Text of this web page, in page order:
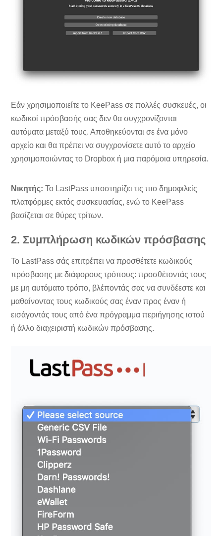
Εάν χρησιμοποιείτε το KeePass σε πολλές συσκευές, οι
κωδικοί πρόσβασής σας δεν θα συγχρονίζονται
αυτόματα μεταξύ τους. Αποθηκεύονται σε ένα μόνο
αρχείο και θα πρέπει να συγχρονίσετε αυτό το αρχείο
χρησιμοποιώντας το Dropbox ή μια παρόμοια υπηρεσία.
Νικητής: Το LastPass υποστηρίζει τις πιο δημοφιλείς
πλατφόρμες εκτός συσκευασίας, ενώ το KeePass
βασίζεται σε θύρες τρίτων.
2. Συμπλήρωση κωδικών πρόσβασης
Το LastPass σάς επιτρέπει να προσθέτετε κωδικούς
πρόσβασης με διάφορους τρόπους: προσθέτοντάς τους
με μη αυτόματο τρόπο, βλέποντάς σας να συνδέεστε και
μαθαίνοντας τους κωδικούς σας έναν προς έναν ή
εισάγοντάς τους από ένα πρόγραμμα περιήγησης ιστού
ή άλλο διαχειριστή κωδικών πρόσβασης.